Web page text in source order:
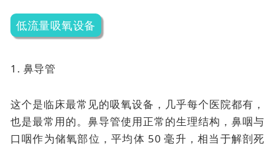
低流量吸氧设备
1. 鼻导管
这个是临床最常见的吸氧设备，几乎每个医院都有，
也是最常用的。鼻导管使用正常的生理结构，鼻咽与
口咽作为储氧部位，平均体 50 毫升，相当于解剖死